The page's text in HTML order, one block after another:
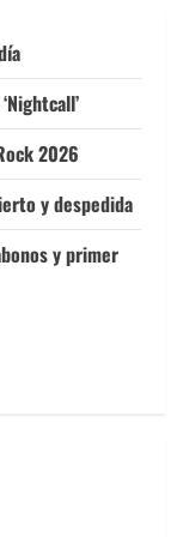
2026
y despedida
y primer